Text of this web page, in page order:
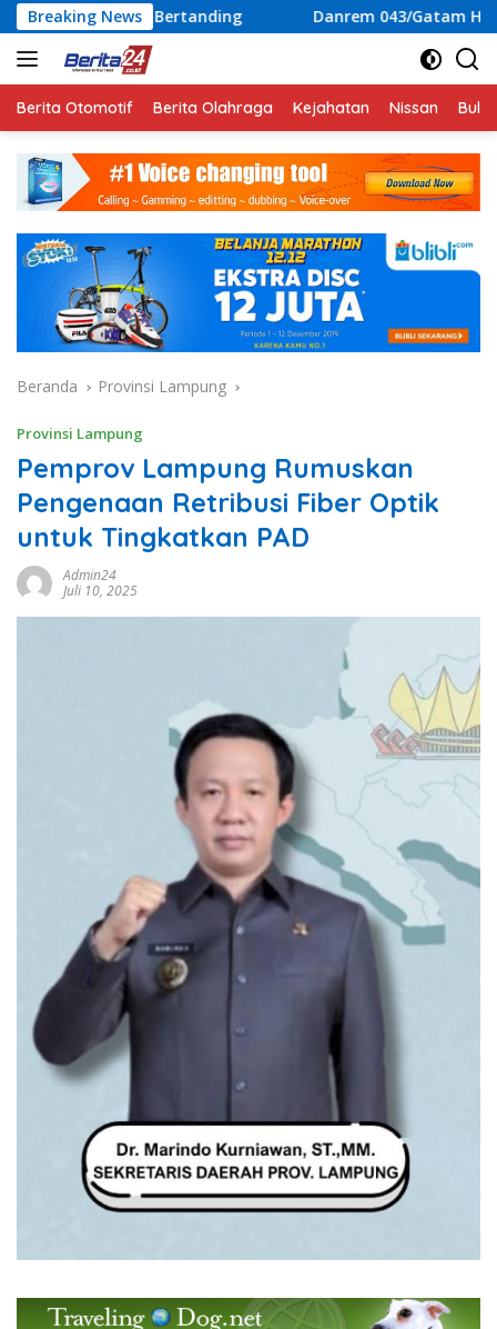
Langsung
ke
konten
Breaking News
Bertanding Danrem 043/Gatam Hadiri Penutupan
Berita Otomotif Berita Olahraga Kejahatan Nissan
Beranda Provinsi Lampung
Provinsi Lampung
Pemprov Lampung Rumuskan
Pengenaan Retribusi Fiber Optik
untuk Tingkatkan PAD
Admin24
Juli 10, 2025